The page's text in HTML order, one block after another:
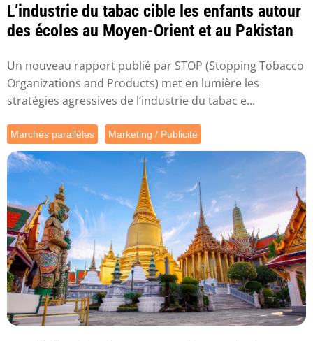
L’industrie du tabac cible les enfants autour
des écoles au Moyen-Orient et au Pakistan
Un nouveau rapport publié par STOP (Stopping Tobacco
Organizations and Products) met en lumière les
stratégies agressives de l’industrie du tabac e...
Marchés parallèles Marketing / Publicité